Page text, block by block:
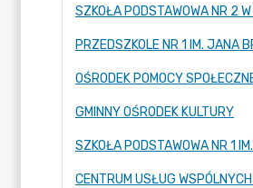
GMINNY OŚRODEK KULTURY